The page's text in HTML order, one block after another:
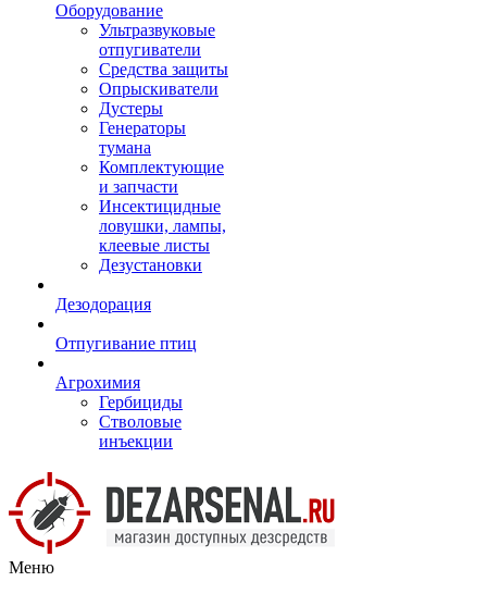
Оборудование
Ультразвуковые
отпугиватели
Средства защиты
Опрыскиватели
Дустеры
Генераторы
тумана
Комплектующие
и запчасти
Инсектицидные
ловушки, лампы,
клеевые листы
Дезустановки
Дезодорация
Отпугивание птиц
Агрохимия
Гербициды
Стволовые
инъекции
Меню